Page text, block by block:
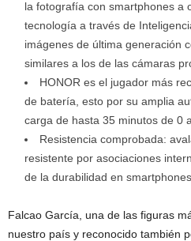
la fotografía con smartphones a
tecnología a través de
imágenes de última generación
similares a los de las cámaras
HONOR es el jugador más
de batería, esto por su amplia
carga de hasta 35 minutos de 0
Resistencia comprobada:
resistente por asociaciones
de la durabilidad en smartphones.
Falcao García, una de las figuras
nuestro país y reconocido también